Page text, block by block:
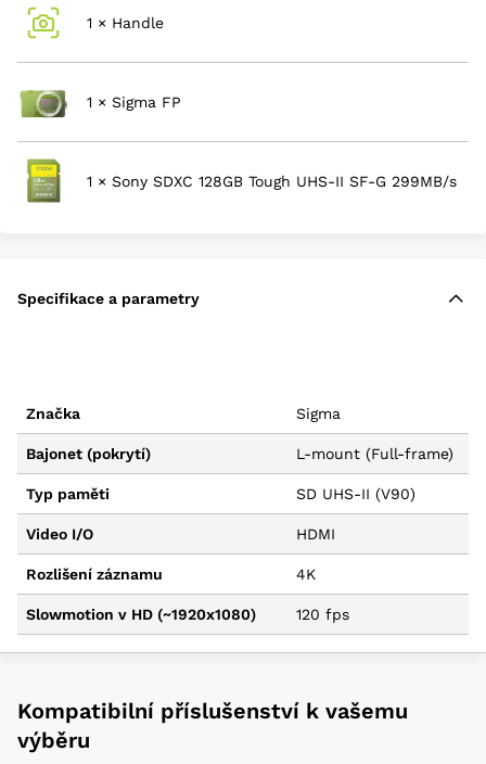
1 × Handle
1 × Sigma FP
1 × Sony SDXC 128GB Tough UHS-II SF-G 299MB/s
Specifikace a parametry
Značka Sigma
Bajonet (pokrytí) L-mount (Full-frame)
Typ paměti SD UHS-II (V90)
Video I/O HDMI
Rozlišení záznamu 4K
Slowmotion v HD (~1920x1080) 120 fps
Kompatibilní příslušenství k vašemu
výběru